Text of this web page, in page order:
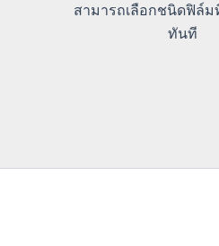
สามารถเลือกชนิดฟิล์ม
ทันที